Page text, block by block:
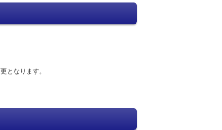
となります。